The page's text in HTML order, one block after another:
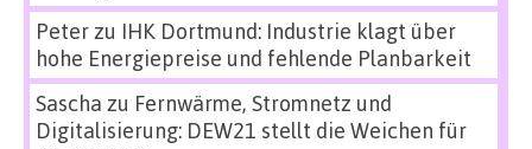
Peterzu IHK Dortmund: Industrie klagt über
hohe Energiepreise und fehlende Planbarkeit
Sascha zu Fernwärme, Stromnetz und
Digitalisierung: DEW21 stellt die Weichen für